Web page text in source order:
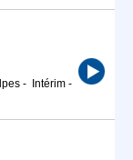
- Intérim -